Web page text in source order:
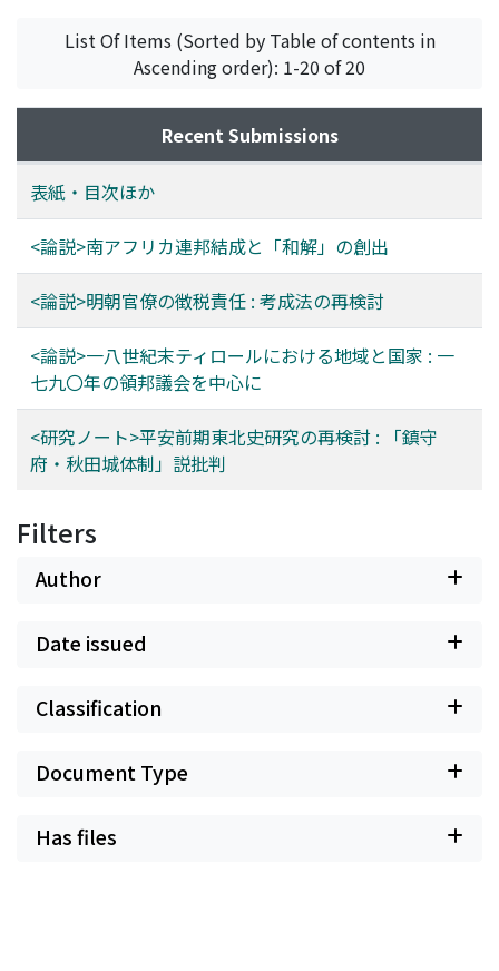
List Of Items (Sorted by Table of contents in
Ascending order): 1-20 of 20
Recent Submissions
表紙・目次ほか
<論説>南アフリカ連邦結成と「和解」の創出
<論説>明朝官僚の徴税責任 : 考成法の再検討
<論説>一八世紀末ティロールにおける地域と国家 : 一
七九〇年の領邦議会を中心に
<研究ノート>平安前期東北史研究の再検討 : 「鎮守
府・秋田城体制」説批判
Filters
Author
Date issued
Classification
Document Type
Has files